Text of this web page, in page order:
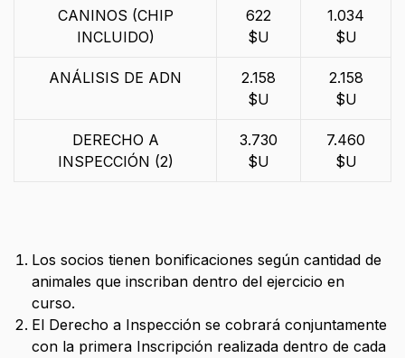
CANINOS (CHIP
INCLUIDO)
622
$U
1.034
$U
ANÁLISIS DE ADN
2.158
$U
2.158
$U
DERECHO A
INSPECCIÓN (2)
3.730
$U
7.460
$U
Los socios tienen bonificaciones según cantidad de
animales que inscriban dentro del ejercicio en
curso.
El Derecho a Inspección se cobrará conjuntamente
con la primera Inscripción realizada dentro de cada